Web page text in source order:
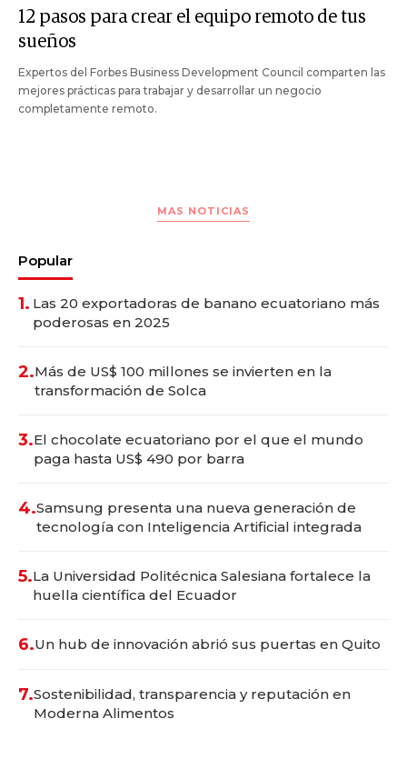
12 pasos para crear el equipo remoto de tus
sueños
Expertos del Forbes Business Development Council comparten las
mejores prácticas para trabajar y desarrollar un negocio
completamente remoto.
MAS NOTICIAS
Popular
1. Las 20 exportadoras de banano ecuatoriano más
poderosas en 2025
2.Más de US$ 100 millones se invierten en la
transformación de Solca
3.El chocolate ecuatoriano por el que el mundo
paga hasta US$ 490 por barra
4.Samsung presenta una nueva generación de
tecnología con Inteligencia Artificial integrada
5.La Universidad Politécnica Salesiana fortalece la
huella científica del Ecuador
6.Un hub de innovación abrió sus puertas en Quito
7.Sostenibilidad, transparencia y reputación en
Moderna Alimentos